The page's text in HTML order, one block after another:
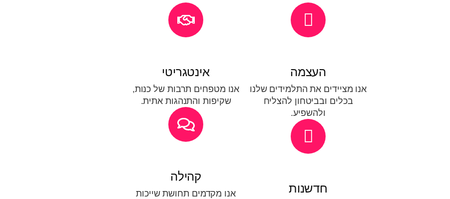
העצמה
אנו מציידים את התלמידים שלנו
בכלים ובביטחון להצליח
ולהשפיע.
חדשנות
אינטגריטי
אנו מטפחים תרבות של כנות,
שקיפות והתנהגות אתית.
קהילה
אנו מקדמים תחושת שייכות